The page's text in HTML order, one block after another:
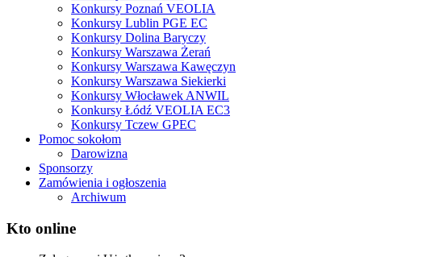
Konkursy Poznań VEOLIA
Konkursy Lublin PGE EC
Konkursy Dolina Baryczy
Konkursy Warszawa Żerań
Konkursy Warszawa Kawęczyn
Konkursy Warszawa Siekierki
Konkursy Włocławek ANWIL
Konkursy Łódź VEOLIA EC3
Konkursy Tczew GPEC
Pomoc sokołom
Darowizna
Sponsorzy
Zamówienia i ogłoszenia
Archiwum
Kto online